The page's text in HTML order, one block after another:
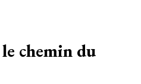
chemin du